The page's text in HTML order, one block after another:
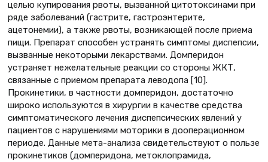
целью купирования рвоты, вызванной цитотоксинами при
ряде заболеваний (гастрите, гастроэнтерите,
ацетонемии), а также рвоты, возникающей после приема
пищи. Препарат способен устранять симптомы диспепсии,
вызванные некоторыми лекарствами. Домперидон
устраняет нежелательные реакции со стороны ЖКТ,
связанные с приемом препарата леводопа [10].
Прокинетики, в частности домперидон, достаточно
широко используются в хирургии в качестве средства
симптоматического лечения диспепсических явлений у
пациентов с нарушениями моторики в дооперационном
периоде. Данные мета-анализа свидетельствуют о пользе
прокинетиков (домперидона, метоклопрамида,